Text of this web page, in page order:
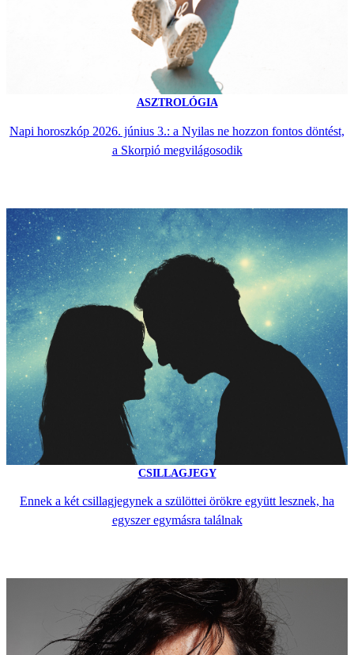
ASZTROLÓGIA
Napi horoszkóp 2026. június 3.: a Nyilas ne hozzon fontos döntést,
a Skorpió megvilágosodik
CSILLAGJEGY
Ennek a két csillagjegynek a szülöttei örökre együtt lesznek, ha
egyszer egymásra találnak